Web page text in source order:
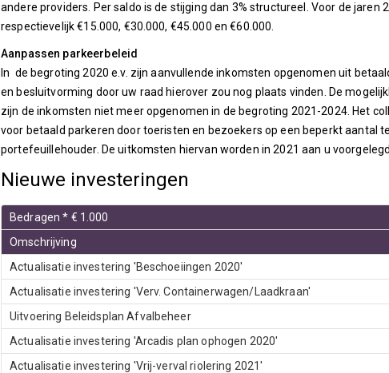
andere providers. Per saldo is de stijging dan 3% structureel. Voor de
respectievelijk €15.000, €30.000, €45.000 en €60.000.
Aanpassen parkeerbeleid
In de begroting 2020 e.v. zijn aanvullende inkomsten opgenomen uit
en besluitvorming door uw raad hierover zou nog plaats vinden. De
zijn de inkomsten niet meer opgenomen in de begroting 2021-2024. Het
voor betaald parkeren door toeristen en bezoekers op een beperkt aantal
portefeuillehouder. De uitkomsten hiervan worden in 2021 aan u voorgelegd.
Nieuwe investeringen
Bedragen * € 1.000
Omschrijving
Actualisatie investering 'Beschoeiingen 2020'
Actualisatie investering 'Verv. Containerwagen/Laadkraan'
Uitvoering Beleidsplan Afvalbeheer
Actualisatie investering 'Arcadis plan ophogen 2020'
Actualisatie investering 'Vrij-verval riolering 2021'